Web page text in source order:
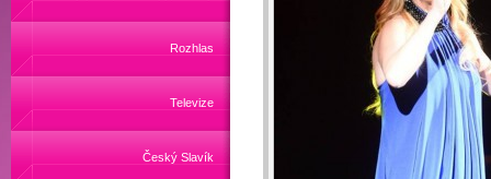
Rozhlas
Televize
Český Slavík